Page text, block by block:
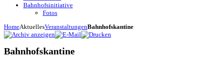
Bahnhofsinitiative
Fotos
HomeAktuellesVeranstaltungenBahnhofskantine
Bahnhofskantine